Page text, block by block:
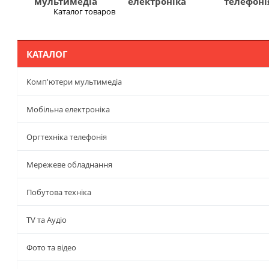
Каталог товаров
КАТАЛОГ
Комп'ютери мультимедіа
Мобільна електроніка
Оргтехніка телефонія
Мережеве обладнання
Побутова техніка
TV та Аудіо
Фото та відео